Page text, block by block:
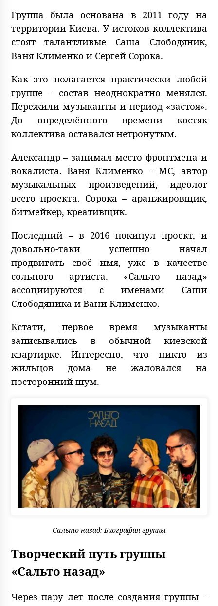
Группа была основана в 2011 году на
территории Киева. У истоков коллектива
стоят талантливые Саша Слободяник,
Ваня Клименко и Сергей Сорока.
Как это полагается практически любой
группе – состав неоднократно менялся.
Пережили музыканты и период «застоя».
До определённого времени костяк
коллектива оставался нетронутым.
Александр – занимал место фронтмена и
вокалиста. Ваня Клименко – МС, автор
музыкальных произведений, идеолог
всего проекта. Сорока – аранжировщик,
битмейкер, креативщик.
Последний – в 2016 покинул проект, и
довольно-таки успешно начал
продвигать своё имя, уже в качестве
сольного артиста. «Сальто назад»
ассоциируются с именами Саши
Слободяника и Вани Клименко.
Кстати, первое время музыканты
записывались в обычной киевской
квартирке. Интересно, что никто из
жильцов дома не жаловался на
посторонний шум.
Сальто назад: Биография группы
Творческий путь группы
«Сальто назад»
Через пару лет после создания группы –